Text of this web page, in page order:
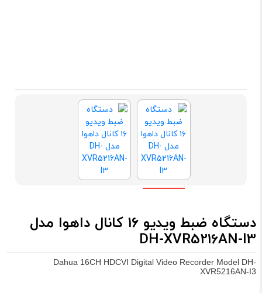
دستگاه ضبط ویدیو ۱۶ کانال داهوا مدل
DH-XVR5216AN-I3
Dahua 16CH HDCVI Digital Video Recorder Model DH-
XVR5216AN-I3